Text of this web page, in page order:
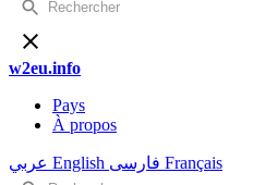
w2eu.info
Pays
À propos
عربي English فارسی Français